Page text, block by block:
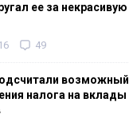
ее за некрасивую
49
возможный
налога на вклады